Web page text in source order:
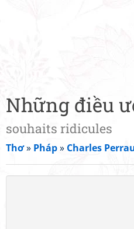
Những điều
souhaits ridicules
Thơ» Pháp» Charles